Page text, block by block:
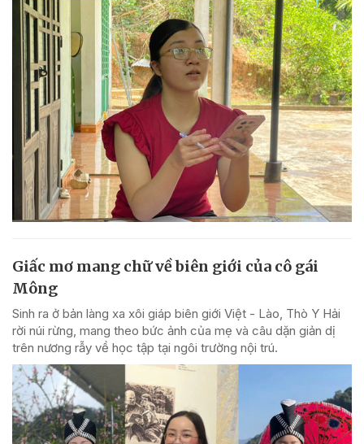
Giấc mơ mang chữ về biên giới của cô gái
Mông
Sinh ra ở bản làng xa xôi giáp biên giới Việt - Lào, Thò Y Hải
rời núi rừng, mang theo bức ảnh của mẹ và câu dặn giản dị
trên nương rẫy về học tập tại ngôi trường nội trú.